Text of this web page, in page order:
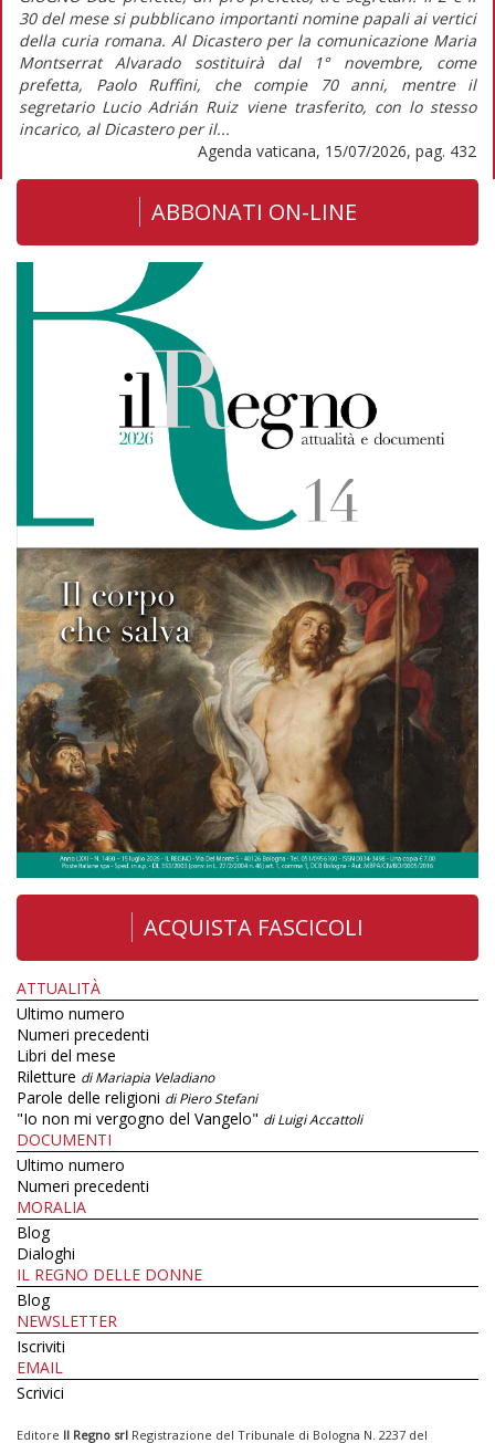
30 del mese si pubblicano importanti nomine papali ai vertici
della curia romana. Al Dicastero per la comunicazione Maria
Montserrat Alvarado sostituirà dal 1° novembre, come
prefetta, Paolo Ruffini, che compie 70 anni, mentre il
segretario Lucio Adrián Ruiz viene trasferito, con lo stesso
incarico, al Dicastero per il...
Agenda vaticana, 15/07/2026, pag. 432
ABBONATI ON-LINE
ACQUISTA FASCICOLI
ATTUALITÀ
Ultimo numero
Numeri precedenti
Libri del mese
Riletture di Mariapia Veladiano
Parole delle religioni di Piero Stefani
"Io non mi vergogno del Vangelo" di Luigi Accattoli
DOCUMENTI
Ultimo numero
Numeri precedenti
MORALIA
Blog
Dialoghi
IL REGNO DELLE DONNE
Blog
NEWSLETTER
Iscriviti
EMAIL
Scrivici
Editore Il Regno srl Registrazione del Tribunale di Bologna N. 2237 del